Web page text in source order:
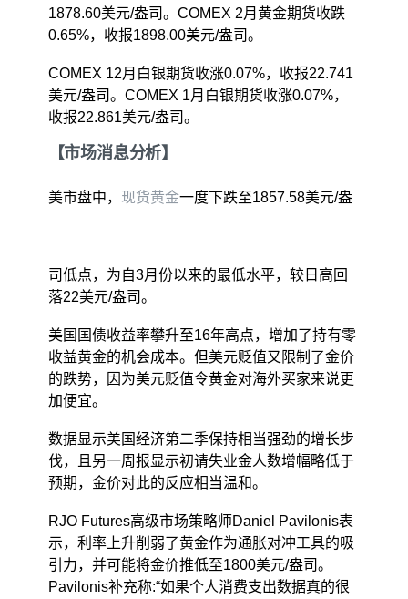
1878.60美元/盎司。COMEX 2月黄金期货收跌
0.65%，收报1898.00美元/盎司。
COMEX 12月白银期货收涨0.07%，收报22.741
美元/盎司。COMEX 1月白银期货收涨0.07%，
收报22.861美元/盎司。
【市场消息分析】
美市盘中， 现货黄金一度下跌至1857.58美元/盎
司低点，为自3月份以来的最低水平，较日高回
落22美元/盎司。
美国国债收益率攀升至16年高点，增加了持有零
收益黄金的机会成本。但美元贬值又限制了金价
的跌势，因为美元贬值令黄金对海外买家来说更
加便宜。
数据显示美国经济第二季保持相当强劲的增长步
伐，且另一周报显示初请失业金人数增幅略低于
预期，金价对此的反应相当温和。
RJO Futures高级市场策略师Daniel Pavilonis表
示，利率上升削弱了黄金作为通胀对冲工具的吸
引力，并可能将金价推低至1800美元/盎司。
Pavilonis补充称:“如果个人消费支出数据真的很